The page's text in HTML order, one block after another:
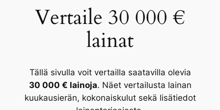
Vertaile 30 000 €
lainat
Tällä sivulla voit vertailla saatavilla olevia
30 000 € lainoja. Näet vertailusta lainan
kuukausierän, kokonaiskulut sekä lisätiedot